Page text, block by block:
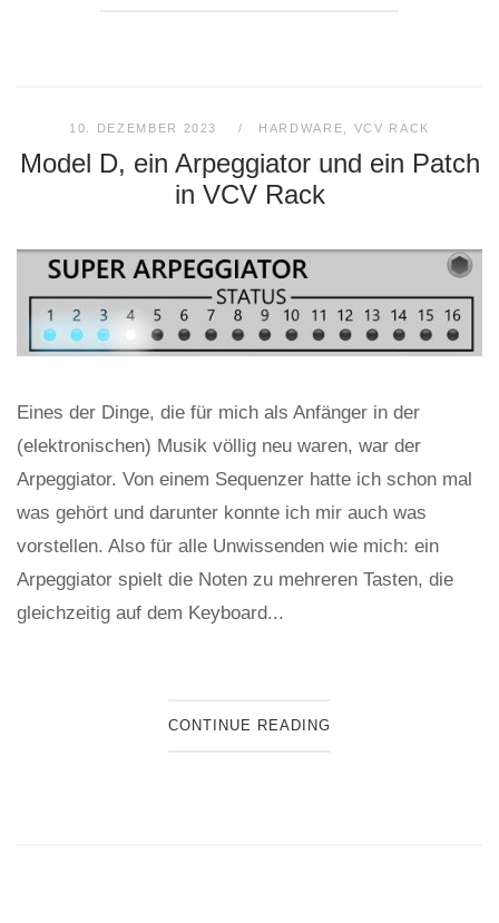
10. DEZEMBER 2023 HARDWARE VCV RACK
Model D, ein Arpeggiator und ein Patch
in VCV Rack
Eines der Dinge, die für mich als Anfänger in der
(elektronischen) Musik völlig neu waren, war der
Arpeggiator. Von einem Sequenzer hatte ich schon mal
was gehört und darunter konnte ich mir auch was
vorstellen. Also für alle Unwissenden wie mich: ein
Arpeggiator spielt die Noten zu mehreren Tasten, die
gleichzeitig auf dem Keyboard...
CONTINUE READING